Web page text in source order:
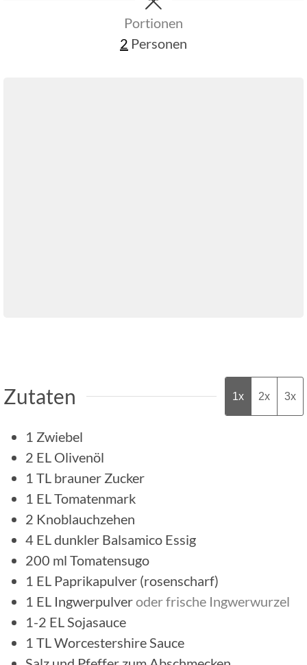
Portionen
2 Personen
Zutaten 1x 2x 3x
1 Zwiebel
2 EL Olivenöl
1 TL brauner Zucker
1 ELTomatenmark
2 Knoblauchzehen
4 ELdunkler Balsamico Essig
200 ml Tomatensugo
1 EL Paprikapulver (rosenscharf)
1 EL Ingwerpulveroder frische Ingwerwurzel
1-2 ELSojasauce
1 TLWorcestershire Sauce